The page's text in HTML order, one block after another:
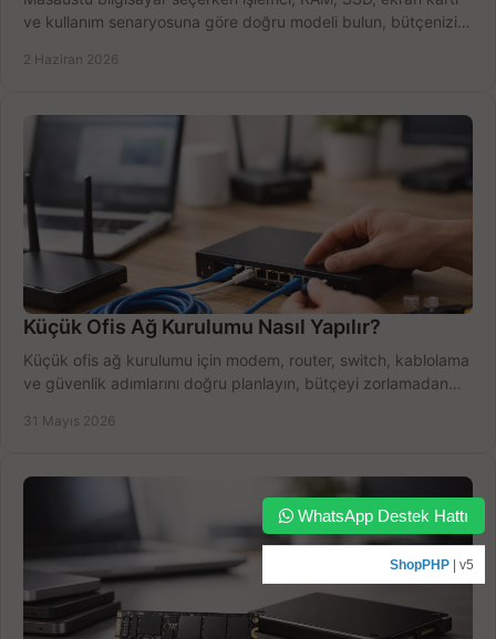
ve kullanım senaryosuna göre doğru modeli bulun, bütçenizi
2 Haziran 2026
Küçük Ofis Ağ Kurulumu Nasıl Yapılır?
Küçük ofis ağ kurulumu için modem, router, switch, kablolama
ve güvenlik adımlarını doğru planlayın, bütçeyi zorlamadan
31 Mayıs 2026
WhatsApp Destek Hattı
ShopPHP | v5